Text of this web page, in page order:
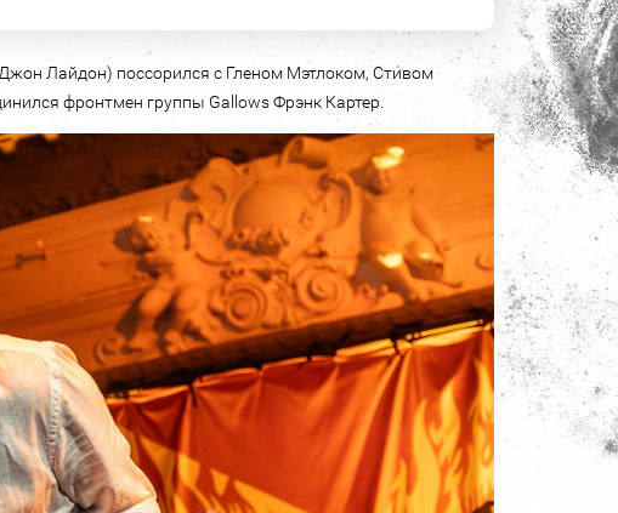
Лайдон) поссорился с Гленом Мэтлоком, Стивом
фронтмен группы Gallows Фрэнк Картер.